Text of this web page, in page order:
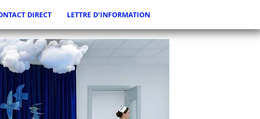
DIRECT LETTRE D'INFORMATION